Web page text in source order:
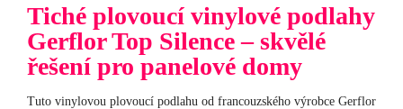
Tiché plovoucí vinylové podlahy
Gerflor Top Silence – skvělé
řešení pro panelové domy
Tuto vinylovou plovoucí podlahu od francouzského výrobce Gerflor